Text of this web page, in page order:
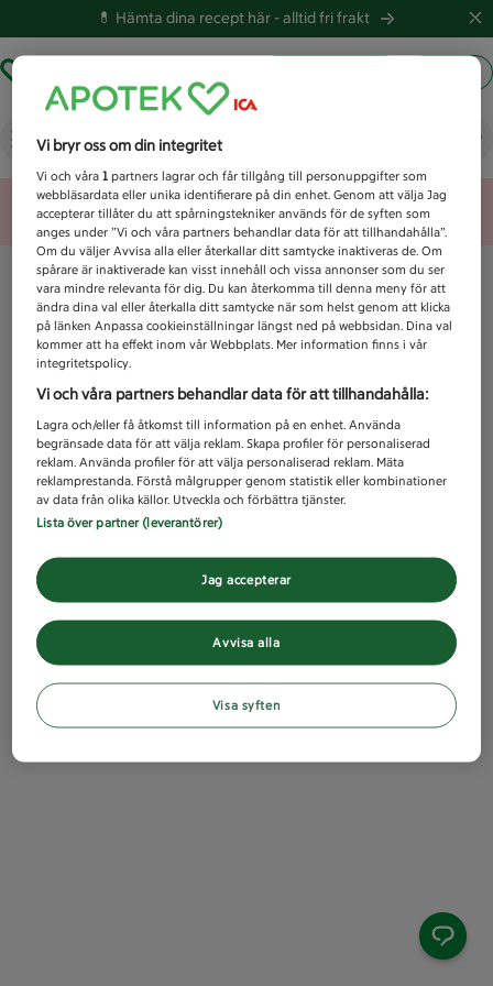
💊 Hämta dina recept här -alltid fri frakt
Vad letar du efter idag?
Unknown error
Vi bryr oss om din integritet
Vi och våra1 partners lagrar och får tillgång till personuppgifter som
webbläsardata eller unika identifierare på din enhet. Genom att välja Jag
accepterar tillåter du att spårningstekniker används för de syften som
anges under ”Vi och våra partners behandlar data för att tillhandahålla”.
Om du väljer Avvisa alla eller återkallar ditt samtycke inaktiveras de. Om
spårare är inaktiverade kan visst innehåll och vissa annonser som du ser
vara mindre relevanta för dig. Du kan återkomma till denna meny för att
ändra dina val eller återkalla ditt samtycke när som helst genom att klicka
på länken Anpassa cookieinställningar längst ned på webbsidan. Dina val
kommer att ha effekt inom vår Webbplats. Mer information finns i vår
integritetspolicy.
Vi och våra partners behandlar data för att tillhandahålla:
Lagra och/eller få åtkomst till information på en enhet. Använda
begränsade data för att välja reklam. Skapa profiler för personaliserad
reklam. Använda profiler för att välja personaliserad reklam. Mäta
reklamprestanda. Förstå målgrupper genom statistik eller kombinationer
av data från olika källor. Utveckla och förbättra tjänster.
Lista över partner (leverantörer)
Avvisa alla
Jag accepterar
Visa syften